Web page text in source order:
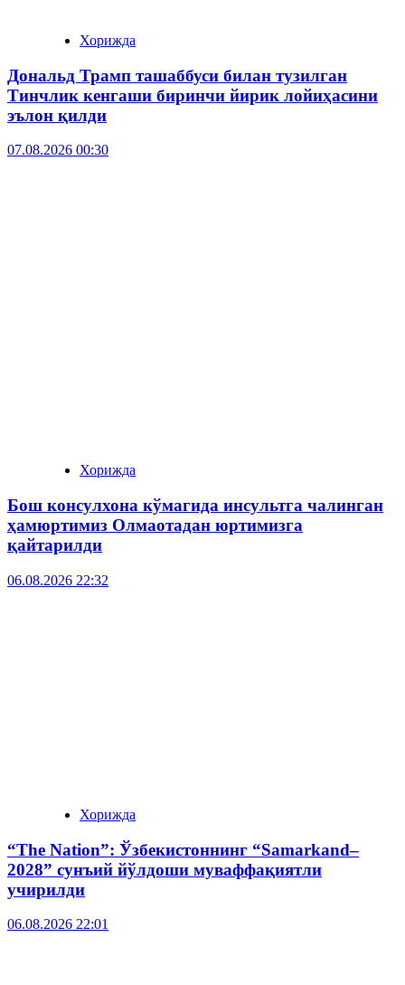
Хорижда
Дональд Трамп ташаббуси билан тузилган
Тинчлик кенгаши биринчи йирик лойиҳасини
эълон қилди
07.08.2026 00:30
Хорижда
Бош консулхона кўмагида инсультга чалинган
ҳамюртимиз Олмаотадан юртимизга
қайтарилди
06.08.2026 22:32
Хорижда
“The Nation”: Ўзбекистоннинг “Samarkand–
2028” сунъий йўлдоши муваффақиятли
учирилди
06.08.2026 22:01